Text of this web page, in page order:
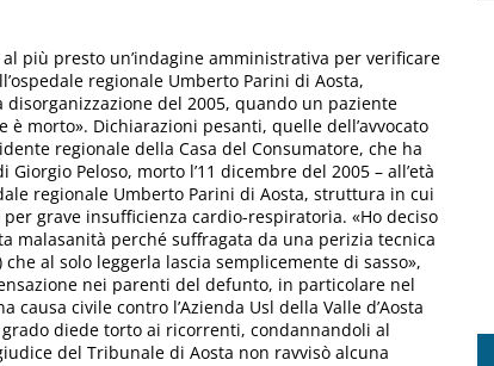
al più presto un’indagine amministrativa per verificare
regionale Umberto Parini di Aosta,
del 2005, quando un paziente
morto». Dichiarazioni pesanti, quelle dell’avvocato
regionale della Casa del Consumatore, che ha
Peloso, morto l’11 dicembre del 2005 – all’età
regionale Umberto Parini di Aosta, struttura in cui
grave insufficienza cardio-respiratoria. «Ho deciso
perché suffragata da una perizia tecnica
al solo leggerla lascia semplicemente di sasso»,
nei parenti del defunto, in particolare nel
civile contro l’Azienda Usl della Valle d’Aosta
diede torto ai ricorrenti, condannandoli al
del Tribunale di Aosta non ravvisò alcuna